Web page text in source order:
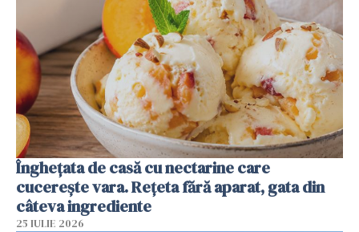
Înghețata de casă cu nectarine care
cucerește vara. Rețeta fără aparat, gata din
câteva ingrediente
25 IULIE 2026